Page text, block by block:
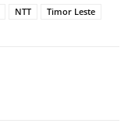
NTT Timor Leste